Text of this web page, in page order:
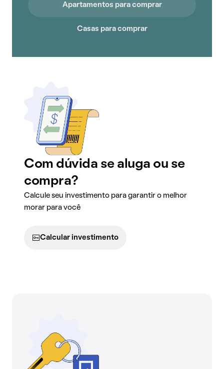
Apartamentos para comprar
Casas para comprar
Com dúvida se aluga ou se
compra?
Calcule seu investimento para garantir o melhor
morar para você
Calcular investimento